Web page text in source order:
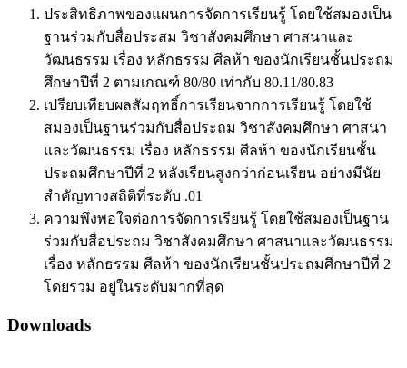
ประสิทธิภาพของแผนการจัดการเรียนรู้ โดยใช้สมองเป็น
ฐานร่วมกับสื่อประสม วิชาสังคมศึกษา ศาสนาและ
วัฒนธรรม เรื่อง หลักธรรม ศีลห้า ของนักเรียนชั้นประถม
ศึกษาปีที่ 2 ตามเกณฑ์ 80/80 เท่ากับ 80.11/80.83
เปรียบเทียบผลสัมฤทธิ์การเรียนจากการเรียนรู้ โดยใช้
สมองเป็นฐานร่วมกับสื่อประถม วิชาสังคมศึกษา ศาสนา
และวัฒนธรรม เรื่อง หลักธรรม ศีลห้า ของนักเรียนชั้น
ประถมศึกษาปีที่ 2 หลังเรียนสูงกว่าก่อนเรียน อย่างมีนัย
สำคัญทางสถิติที่ระดับ .01
ความพึงพอใจต่อการจัดการเรียนรู้ โดยใช้สมองเป็นฐาน
ร่วมกับสื่อประถม วิชาสังคมศึกษา ศาสนาและวัฒนธรรม
เรื่อง หลักธรรม ศีลห้า ของนักเรียนชั้นประถมศึกษาปีที่ 2
โดยรวม อยู่ในระดับมากที่สุด
Downloads